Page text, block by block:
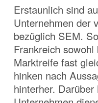
Erstaunlich sind
Unternehmen der
bezüglich SEM.
Frankreich
Marktreife fast
hinken nach
hinterher.